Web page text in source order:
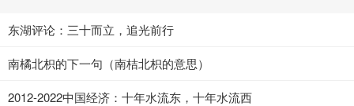
东湖评论：三十而立，追光前行
南橘北枳的下一句（南桔北枳的意思）
2012-2022中国经济：十年水流东，十年水流西